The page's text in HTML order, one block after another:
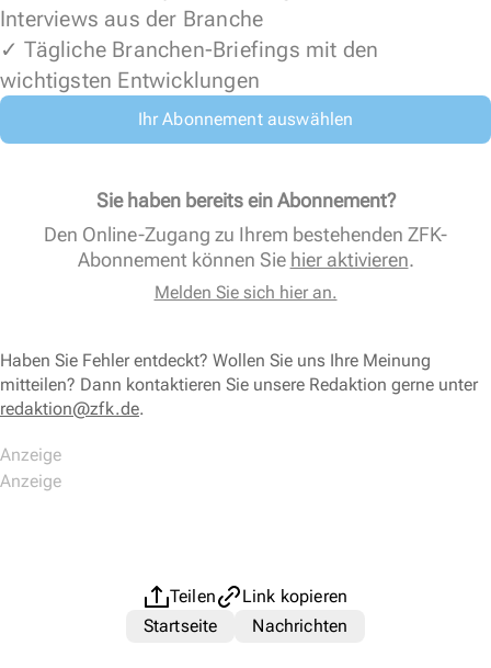
Interviews aus der Branche
✓ Tägliche Branchen-Briefings mit den
wichtigsten Entwicklungen
Ihr Abonnement auswählen
Sie haben bereits ein Abonnement?
Den Online-Zugang zu Ihrem bestehenden ZFK-
Abonnement können Sie hier aktivieren.
Melden Sie sich hier an.
Haben Sie Fehler entdeckt? Wollen Sie uns Ihre Meinung
mitteilen? Dann kontaktieren Sie unsere Redaktion gerne unter
redaktion@zfk.de.
Teilen
Link kopieren
Startseite
Nachrichten